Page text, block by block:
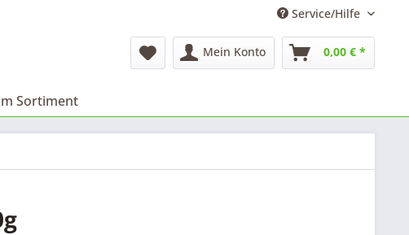
Service/Hilfe
Mein Konto 0,00 € *
Sortiment